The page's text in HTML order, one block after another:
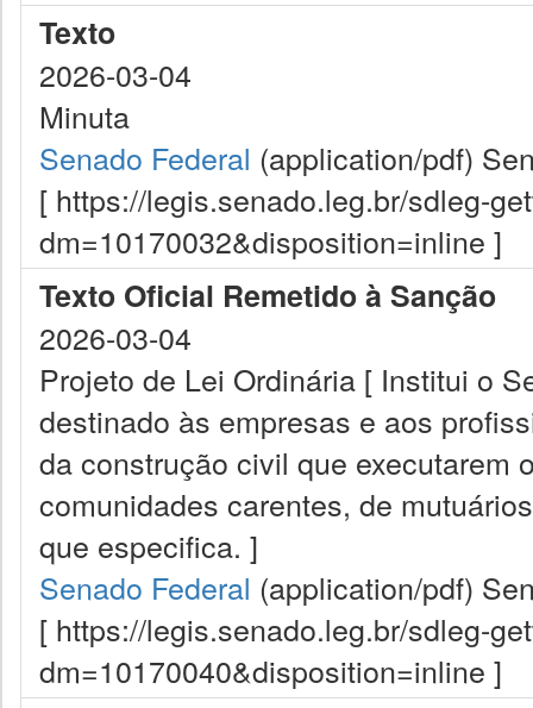
Texto
2026-03-04
Minuta
Senado Federal (application/pdf)
[ https://legis.senado.leg.br/sdleg-
dm=10170032&disposition=inline ]
Texto Oficial Remetido à Sanção
2026-03-04
Projeto de Lei Ordinária [ Institui o
destinado às empresas e aos
da construção civil que executarem
comunidades carentes, de
que especifica. ]
Senado Federal (application/pdf)
[ https://legis.senado.leg.br/sdleg-
dm=10170040&disposition=inline ]